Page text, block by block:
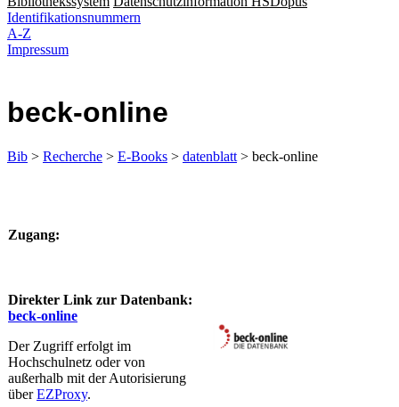
Identifikationsnummern
A-Z
Impressum
beck-online
Bib > Recherche > E-Books > datenblatt > beck-online
​Zugang:
Direkter Link zur Datenbank:
beck-online
Der Zugriff erfolgt im
Hochschulnetz oder von
außerhalb mit der Autorisierung
überEZProxy.